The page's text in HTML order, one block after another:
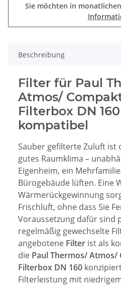
Sie möchten in
Beschreibung
Filter für Paul
Atmos/
Filterbox DN
kompatibel
Sauber gefilterte Zuluft ist
gutes Raumklima –
Eigenheim, ein
Bürogebäude lüften. Eine
Wärmerückgewinnung
Frischluft, ohne dass Sie
Voraussetzung dafür sind
regelmäßig gewechselte
angebotene Filter ist als
die Paul Thermos/ Atmos/
Filterbox DN 160
Filterleistung mit